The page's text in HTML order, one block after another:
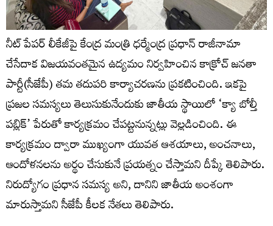
నీట్ పేపర్ లీకేజీపై కేంద్ర మంత్రి ధర్మేంద్ర ప్రధాన్ రాజీనామా
చేసేదాక విజయవంతమైన ఉద్యమం నిర్వహించిన కాక్రోచ్‌ జనతా
పార్టీ(సీజేపీ) తమ తదుపరి కార్యాచరణను ప్రకటించింది. ఇకపై
ప్రజల సమస్యలు తెలుసుకునేందుకు జాతీయ స్థాయిలో ‘క్యా బోల్తీ
పబ్లిక్‌’ పేరుతో కార్యక్రమం చేపట్టనున్నట్లు వెల్లడించింది. ఈ
కార్యక్రమం ద్వారా ముఖ్యంగా యువత ఆశయాలు, అంచనాలు,
ఆందోళనలను అర్థం చేసుకునే ప్రయత్నం చేస్తామని దీప్కే తెలిపారు.
నిరుద్యోగం ప్రధాన సమస్య అని, దానిని జాతీయ అంశంగా
మారుస్తామని సీజేపీ కీలక నేతలు తెలిపారు.